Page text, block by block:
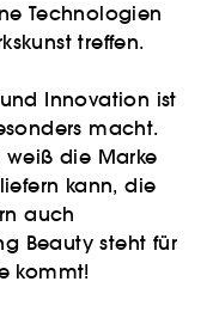
Technologien
treffen.
Innovation ist
macht.
weiß die Marke
kann, die
auch
Beauty steht für
kommt!